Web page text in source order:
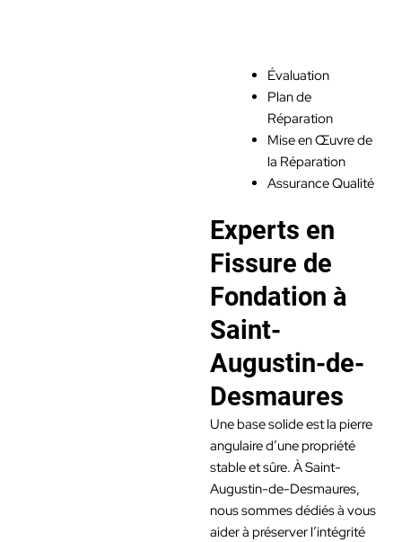
Évaluation
Plan de
Réparation
Mise en Œuvre de
la Réparation
Assurance Qualité
Experts en
Fissure de
Fondation à
Saint-
Augustin-de-
Desmaures
Une base solide est la pierre
angulaire d’une propriété
stable et sûre. À Saint-
Augustin-de-Desmaures,
nous sommes dédiés à vous
aider à préserver l’intégrité